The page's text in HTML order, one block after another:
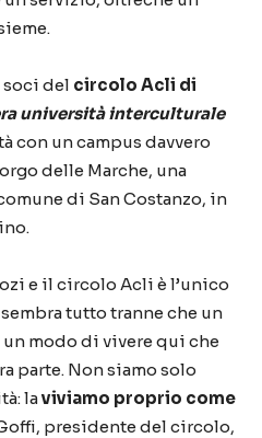
soci del circolo Acli di
università interculturale
con un campus davvero
delle Marche, una
di San Costanzo, in
e il circolo Acli è l’unico
tutto tranne che un
un modo di vivere qui che
parte. Non siamo solo
laviviamo proprio come
presidente del circolo,